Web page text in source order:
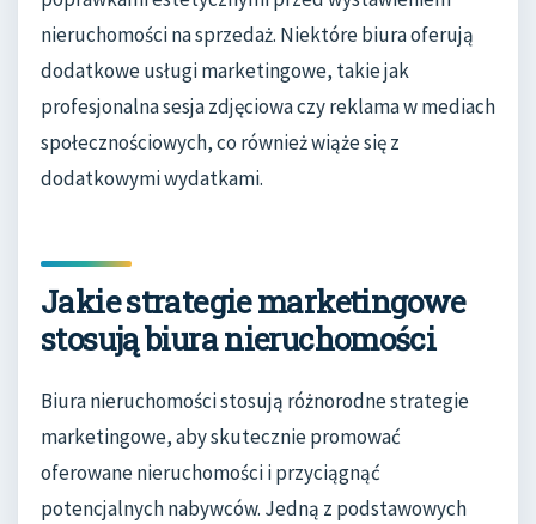
nieruchomości na sprzedaż. Niektóre biura oferują
dodatkowe usługi marketingowe, takie jak
profesjonalna sesja zdjęciowa czy reklama w mediach
społecznościowych, co również wiąże się z
dodatkowymi wydatkami.
Jakie strategie marketingowe
stosują biura nieruchomości
Biura nieruchomości stosują różnorodne strategie
marketingowe, aby skutecznie promować
oferowane nieruchomości i przyciągnąć
potencjalnych nabywców. Jedną z podstawowych